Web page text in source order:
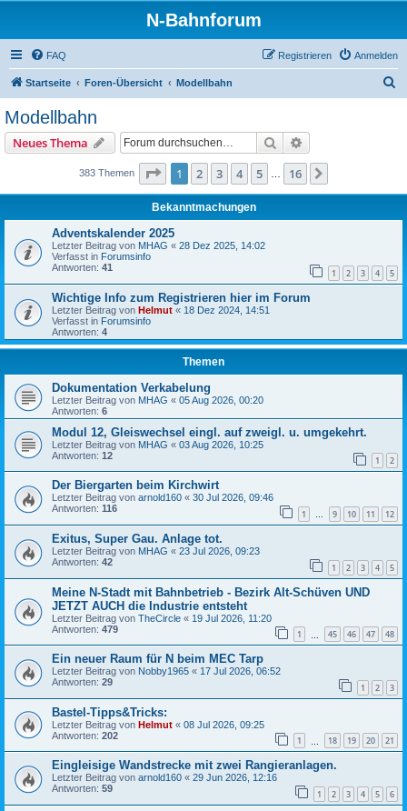
N-Bahnforum
FAQ Anmelden
Registrieren
Startseite Foren-Übersicht Modellbahn
Modellbahn
Neues Thema Suche
383 Themen Seite 1von 16
1 2 3 4 5 16
Bekanntmachungen
Adventskalender 2025
Letzter Beitrag von MHAG « 28 Dez 2025, 14:02
Verfasst in Forumsinfo
Antworten: 41 1 2 3 4 5
Wichtige Info zum Registrieren hier im Forum
Letzter Beitrag von Helmut « 18 Dez 2024, 14:51
Verfasst in Forumsinfo
Antworten: 4
Themen
Dokumentation Verkabelung
Letzter Beitrag von MHAG « 05 Aug 2026, 00:20
Antworten: 6
Modul 12, Gleiswechsel eingl. auf zweigl. u. umgekehrt.
Letzter Beitrag von MHAG « 03 Aug 2026, 10:25
Antworten: 12 1 2
Der Biergarten beim Kirchwirt
Letzter Beitrag von arnold160 « 30 Jul 2026, 09:46
Antworten: 116 1 … 9 10 11 12
Exitus, Super Gau. Anlage tot.
Letzter Beitrag von MHAG « 23 Jul 2026, 09:23
Antworten: 42 1 2 3 4 5
Meine N-Stadt mit Bahnbetrieb - Bezirk Alt-Schüven UND
JETZT AUCH die Industrie entsteht
Letzter Beitrag von TheCircle « 19 Jul 2026, 11:20
Antworten: 479 1 45 46 47 48
Ein neuer Raum für N beim MEC Tarp
Letzter Beitrag von Nobby1965 « 17 Jul 2026, 06:52
Antworten: 29 1 2 3
Bastel-Tipps&Tricks:
Letzter Beitrag von Helmut « 08 Jul 2026, 09:25
Antworten: 202 1 18 19 20 21
Eingleisige Wandstrecke mit zwei Rangieranlagen.
Letzter Beitrag von arnold160 « 29 Jun 2026, 12:16
Antworten: 59 1 2 3 4 5 6